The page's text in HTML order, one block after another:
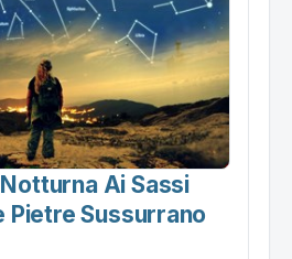
Ai Sassi
Pietre Sussurrano